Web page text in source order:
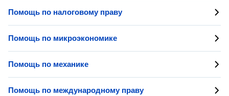
Помощь по налоговому праву
Помощь по микроэкономике
Помощь по механике
Помощь по международному праву